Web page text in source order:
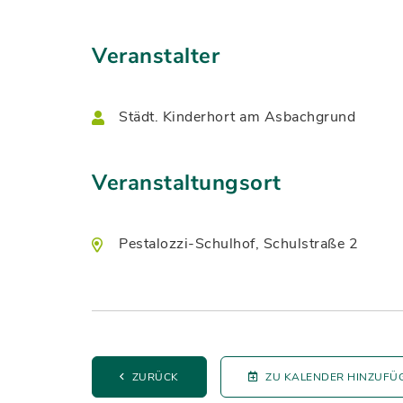
Veranstalter
Städt. Kinderhort am Asbachgrund
Veranstaltungsort
Pestalozzi-Schulhof, Schulstraße 2
ZURÜCK ZU KALENDER